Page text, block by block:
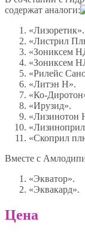
содержат аналоги:
«Лизоретик».
«Листрил
«Зониксем
«Зониксем
«Рилейс
«Литэн Н».
«Ко-
«Ирузид».
«Лизинотон
«Скоприл
Вместе с
«Экватор».
«Эквакард».
Цена